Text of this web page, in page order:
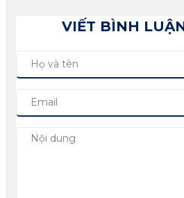
VIẾT BÌNH